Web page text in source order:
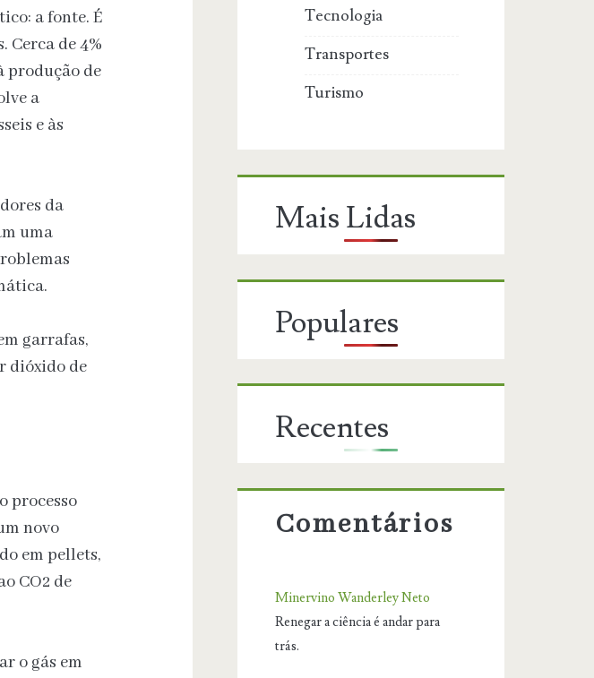
a fonte. É
Cerca de 4%
produção de
a
e às
da
uma
garrafas,
dióxido de
processo
novo
em pellets,
CO2 de
o gás em
Tecnologia
Transportes
Turismo
Mais Lidas
Populares
Recentes
Comentários
Minervino Wanderley Neto
Renegar a ciência é andar para
trás.